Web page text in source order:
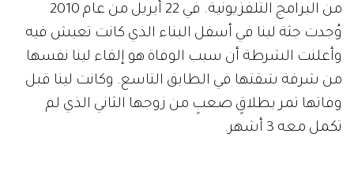
من البرامج التلفزيونية. في 22 أبريل من عام 2010
وُجدت جثة لينا في أسفل البناء الذي كانت تعيش فيه
وأعلنت الشرطة أن سبب الوفاة هو إلقاء لينا نفسها
من شرفة شقتها في الطابق التاسع. وكانت لينا قبل
وفاتها تمر بطلاقٍ صعبٍ من زوجها الثاني الذي لم
تكمل معه 3 أشهر.